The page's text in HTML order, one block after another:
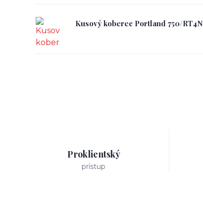
Kusový koberec Portland 750/RT4N
Proklientský
prístup